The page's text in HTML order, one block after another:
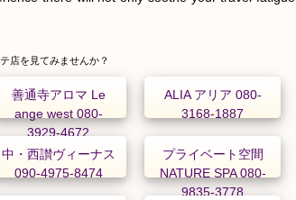
店を見てみませんか？
善通寺アロマ Le
ange west 080-
3929-4672
ALIA アリア 080-
3168-1887
中・西讃ヴィーナス
090-4975-8474
プライベート空間
NATURE SPA 080-
9835-3778